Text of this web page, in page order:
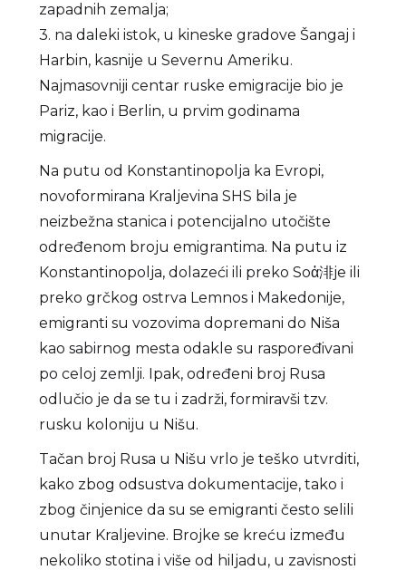
zapadnih zemalja;
3. na daleki istok, u kineske gradove Šangaj i
Harbin, kasnije u Severnu Ameriku.
Najmasovniji centar ruske emigracije bio je
Pariz, kao i Berlin, u prvim godinama
migracije.
Na putu od Konstantinopolja ka Evropi,
novoformirana Kraljevina SHS bila je
neizbežna stanica i potencijalno utočište
određenom broju emigrantima. Na putu iz
Konstantinopolja, dolazeći ili preko Soἀ渄je ili
preko grčkog ostrva Lemnos i Makedonije,
emigranti su vozovima dopremani do Niša
kao sabirnog mesta odakle su raspoređivani
po celoj zemlji. Ipak, određeni broj Rusa
odlučio je da se tu i zadrži, formiravši tzv.
rusku koloniju u Nišu.
Tačan broj Rusa u Nišu vrlo je teško utvrditi,
kako zbog odsustva dokumentacije, tako i
zbog činjenice da su se emigranti često selili
unutar Kraljevine. Brojke se kreću između
nekoliko stotina i više od hiljadu, u zavisnosti